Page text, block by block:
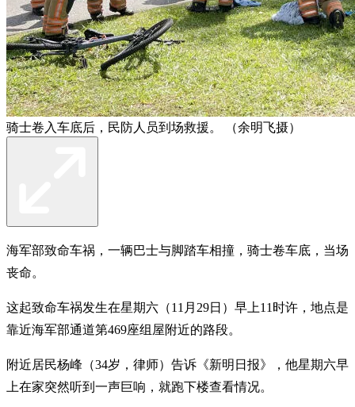
骑士卷入车底后，民防人员到场救援。 （余明飞摄）
海军部致命车祸，一辆巴士与脚踏车相撞，骑士卷车底，当场
丧命。
这起致命车祸发生在星期六（11月29日）早上11时许，地点是
靠近海军部通道第469座组屋附近的路段。
附近居民杨峰（34岁，律师）告诉《新明日报》，他星期六早
上在家突然听到一声巨响，就跑下楼查看情况。